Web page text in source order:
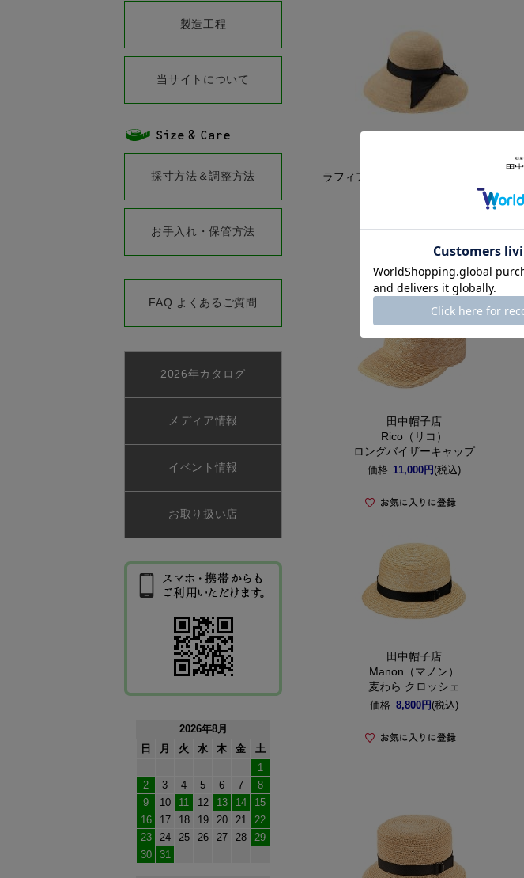
製造工程
当サイトについて
採寸方法＆調整方法
お手入れ・保管方法
FAQ よくあるご質問
2026年カタログ
メディア情報
イベント情報
お取り扱い店
2026年8月
日
月 火 水 木 金
土
1
2
3 4 5 6 7
8
9
10 11 12 13 14
15
16
17 18 19 20 21
22
23
24 25 26 27 28
29
30
31
ラフィア つば広リボン キャペリン／
田中帽子店
Rico（リコ）
ロングバイザーキャップ
価格 11,000円 (税込)
田中帽子店
Manon（マノン）
麦わら クロッシェ
価格 8,800円 (税込)